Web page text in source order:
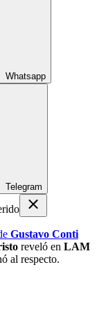
Whatsapp
Telegram
Gustavo Conti
reveló en LAM
al respecto.